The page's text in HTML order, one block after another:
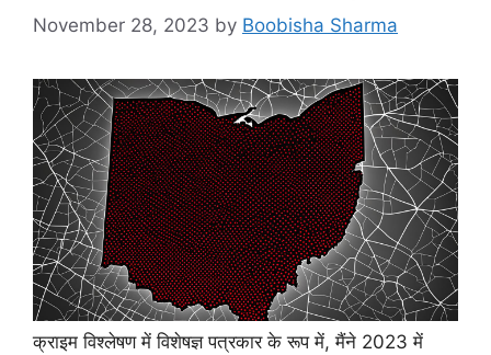
November 28, 2023 by Boobisha Sharma
क्राइम विश्लेषण में विशेषज्ञ पत्रकार के रूप में, मैंने 2023 में